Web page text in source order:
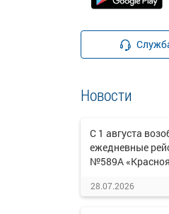
Новости
С 1 августа
ежедневные
№589А
28.07.2026